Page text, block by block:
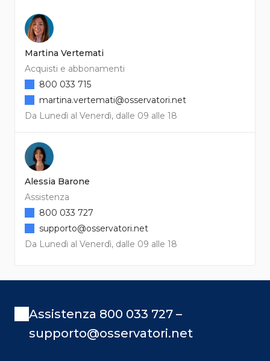
Martina Vertemati
Acquisti e abbonamenti
Da Lunedì al Venerdì, dalle 09 alle 18
800 033 715
martina.vertemati@osservatori.net
Alessia Barone
Assistenza
Da Lunedì al Venerdì, dalle 09 alle 18
800 033 727
supporto@osservatori.net
Assistenza 800 033 727 –
supporto@osservatori.net